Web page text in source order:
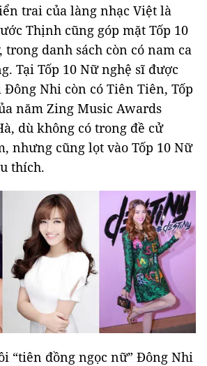
trai của làng nhạc Việt là
Thịnh cũng góp mặt Tốp 10
trong danh sách còn có nam ca
Tại Tốp 10 Nữ nghệ sĩ được
Nhi còn có Tiên Tiên, Tốp
năm Zing Music Awards
dù không có trong đề cử
nhưng cũng lọt vào Tốp 10 Nữ
thích.
“tiên đồng ngọc nữ” Đông Nhi